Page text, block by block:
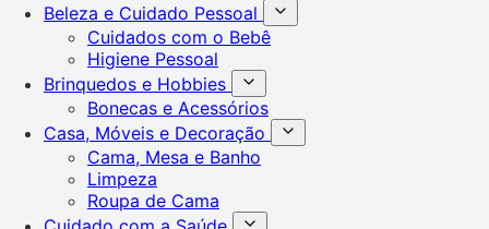
Beleza e Cuidado Pessoal
Cuidados com o Bebê
Higiene Pessoal
Brinquedos e Hobbies
Bonecas e Acessórios
Casa, Móveis e Decoração
Cama, Mesa e Banho
Limpeza
Roupa de Cama